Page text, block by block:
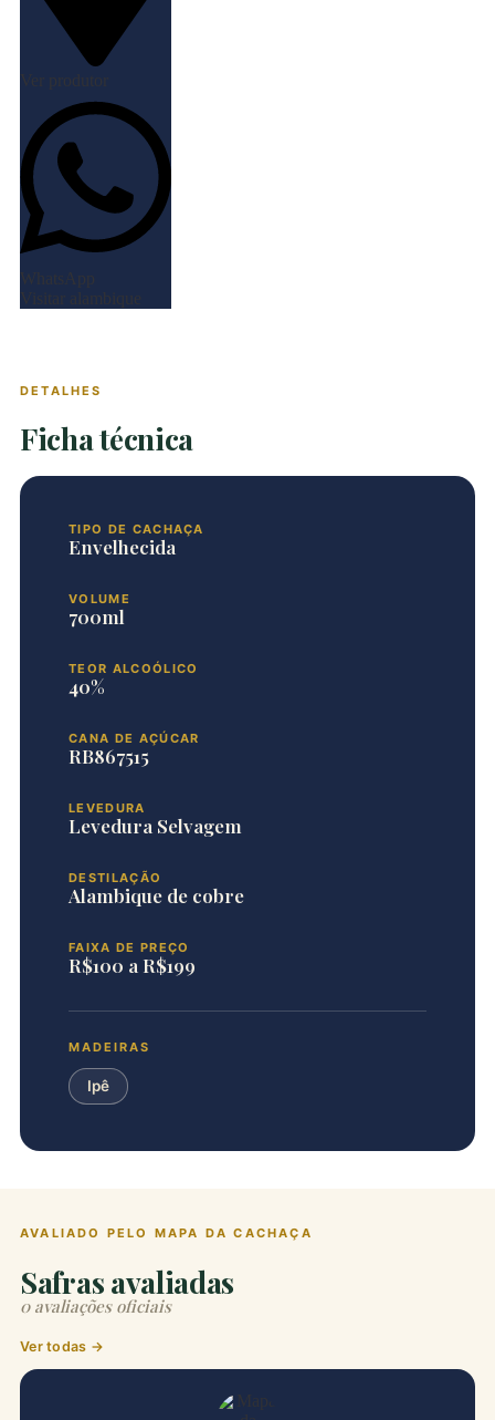
DETALHES
Ficha técnica
TIPO DE CACHAÇA
Envelhecida
VOLUME
700ml
TEOR ALCOÓLICO
40%
CANA DE AÇÚCAR
RB867515
LEVEDURA
Levedura Selvagem
DESTILAÇÃO
Alambique de cobre
FAIXA DE PREÇO
R$100 a R$199
MADEIRAS
Ipê
AVALIADO PELO MAPA DA CACHAÇA
Safras avaliadas
0 avaliações oficiais
Ver todas →